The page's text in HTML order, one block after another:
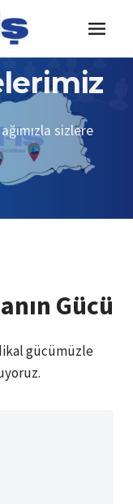
sizlere
Gücü
gücümüzle